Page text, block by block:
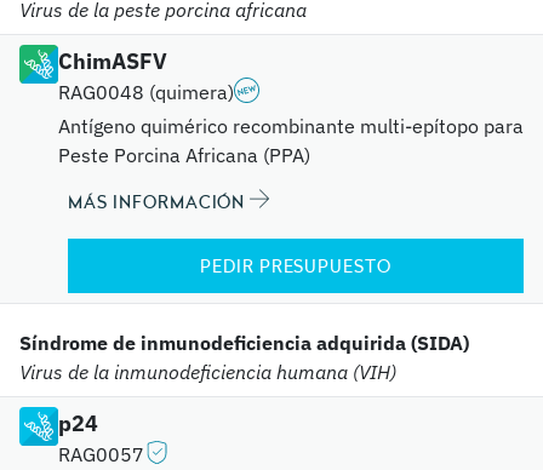
Virus de la peste porcina africana
ChimASFV
RAG0048 (quimera)
Antígeno quimérico recombinante multi-epítopo para
Peste Porcina Africana (PPA)
MÁS INFORMACIÓN
PEDIR PRESUPUESTO
Síndrome de inmunodeficiencia adquirida (SIDA)
Virus de la inmunodeficiencia humana (VIH)
p24
RAG0057